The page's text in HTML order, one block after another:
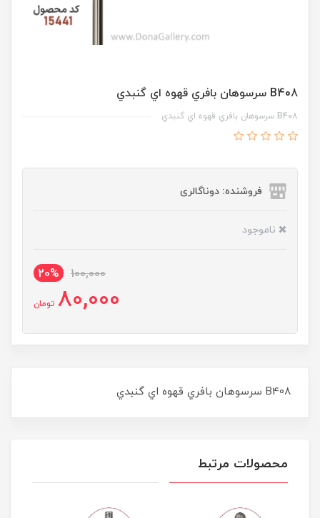
B408 سرسوهان بافري قهوه اي گنبدي
B408 سرسوهان بافري قهوه اي گنبدي
فروشنده: دوناگالری
ناموجود
100,000
20%
80,000 تومان
B408 سرسوهان بافري قهوه اي گنبدي
محصولات مرتبط